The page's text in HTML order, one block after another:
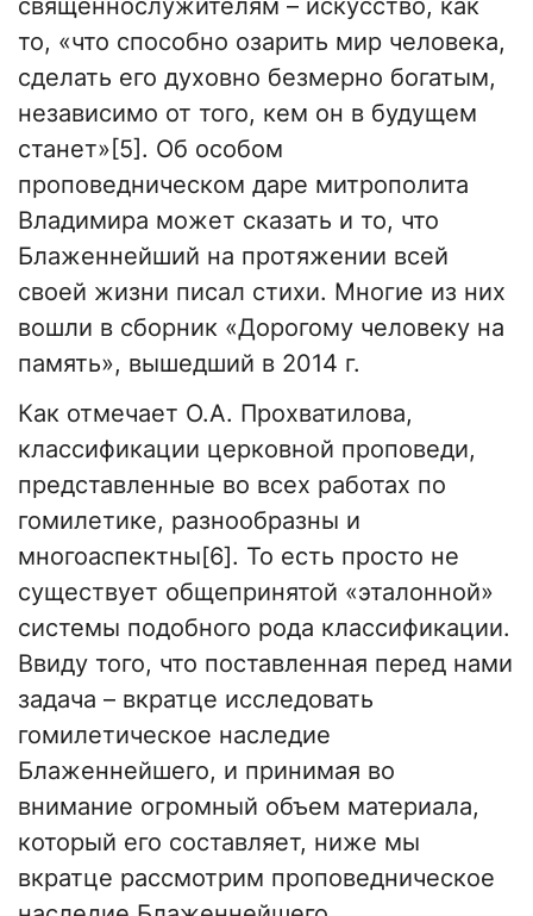
священнослужителям – искусство, как
то, «что способно озарить мир человека,
сделать его духовно безмерно богатым,
независимо от того, кем он в будущем
станет»[5]. Об особом
проповедническом даре митрополита
Владимира может сказать и то, что
Блаженнейший на протяжении всей
своей жизни писал стихи. Многие из них
вошли в сборник «Дорогому человеку на
память», вышедший в 2014 г.
Как отмечает О.А. Прохватилова,
классификации церковной проповеди,
представленные во всех работах по
гомилетике, разнообразны и
многоаспектны[6]. То есть просто не
существует общепринятой «эталонной»
системы подобного рода классификации.
Ввиду того, что поставленная перед нами
задача – вкратце исследовать
гомилетическое наследие
Блаженнейшего, и принимая во
внимание огромный объем материала,
который его составляет, ниже мы
вкратце рассмотрим проповедническое